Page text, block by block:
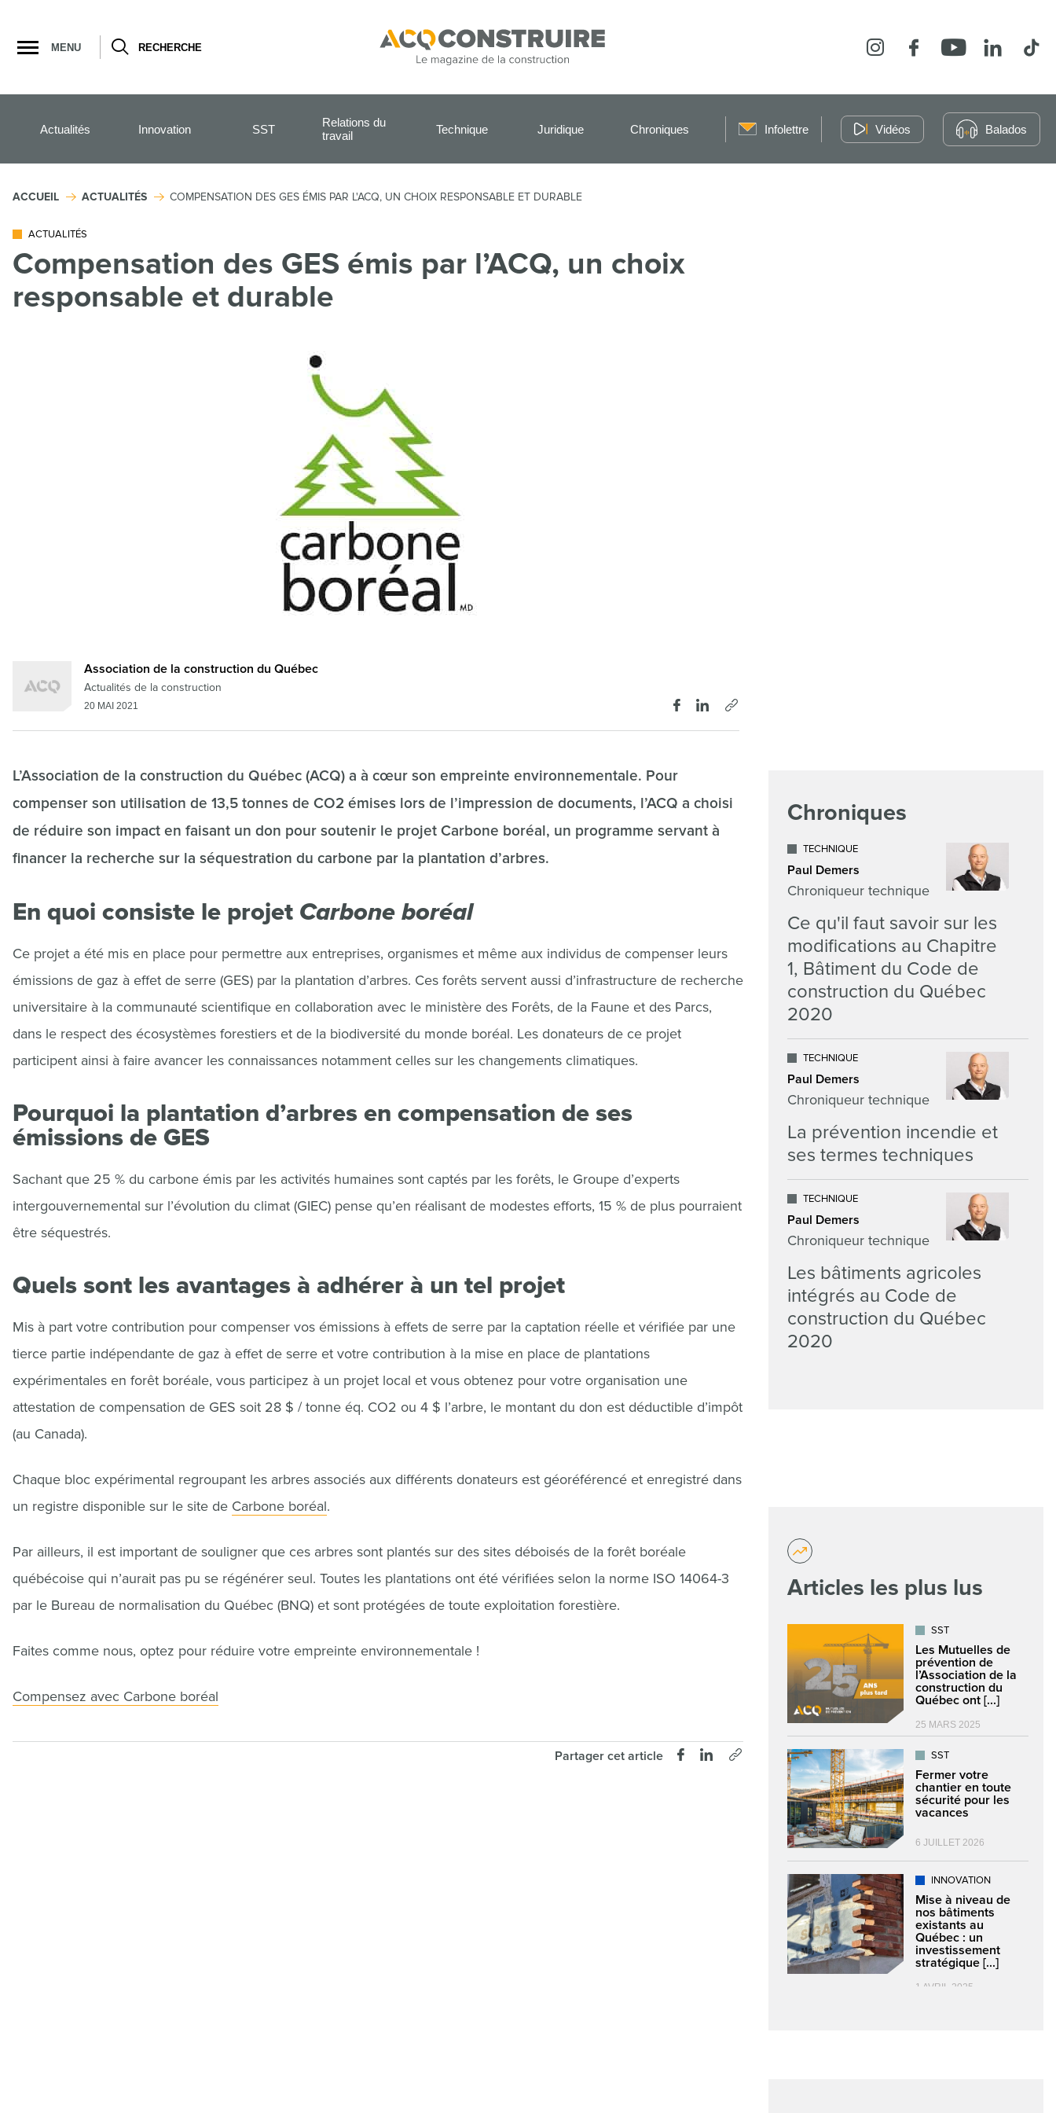
la
navigation
MENU RECHERCHE InstagramFacebookYouTubeLinkedIn
Actualités Innovation SST
Relations du
travail
Technique Juridique Chroniques Infolettre Vidéos Balados
ACCUEIL ACTUALITÉS COMPENSATION DES GES ÉMIS PAR L'ACQ, UN CHOIX RESPONSABLE ET DURABLE
ACTUALITÉS
Compensation des GES émis par l’ACQ, un choix
responsable et durable
Association de la construction du Québec
Actualités de la construction
20 MAI 2021
L’Association de la construction du Québec (ACQ) a à cœur son empreinte environnementale. Pour
compenser son utilisation de 13,5 tonnes de CO2 émises lors de l’impression de documents, l’ACQ a choisi
de réduire son impact en faisant un don pour soutenir le projet Carbone boréal, un programme servant à
financer la recherche sur la séquestration du carbone par la plantation d’arbres.
En quoi consiste le projet Carbone boréal
Ce projet a été mis en place pour permettre aux entreprises, organismes et même aux individus de compenser leurs
émissions de gaz à effet de serre (GES) par la plantation d’arbres. Ces forêts servent aussi d’infrastructure de recherche
universitaire à la communauté scientifique en collaboration avec le ministère des Forêts, de la Faune et des Parcs,
dans le respect des écosystèmes forestiers et de la biodiversité du monde boréal. Les donateurs de ce projet
participent ainsi à faire avancer les connaissances notamment celles sur les changements climatiques.
Pourquoi la plantation d’arbres en compensation de ses
émissions de GES
Sachant que 25 % du carbone émis par les activités humaines sont captés par les forêts, le Groupe d’experts
intergouvernemental sur l’évolution du climat (GIEC) pense qu’en réalisant de modestes efforts, 15 % de plus pourraient
être séquestrés.
Quels sont les avantages à adhérer à un tel projet
Mis à part votre contribution pour compenser vos émissions à effets de serre par la captation réelle et vérifiée par une
tierce partie indépendante de gaz à effet de serre et votre contribution à la mise en place de plantations
expérimentales en forêt boréale, vous participez à un projet local et vous obtenez pour votre organisation une
attestation de compensation de GES soit 28 $ / tonne éq. CO2 ou 4 $ l’arbre, le montant du don est déductible d’impôt
(au Canada).
Chaque bloc expérimental regroupant les arbres associés aux différents donateurs est géoréférencé et enregistré dans
un registre disponible sur le site de Carbone boréal.
Par ailleurs, il est important de souligner que ces arbres sont plantés sur des sites déboisés de la forêt boréale
québécoise qui n’aurait pas pu se régénérer seul. Toutes les plantations ont été vérifiées selon la norme ISO 14064-3
par le Bureau de normalisation du Québec (BNQ) et sont protégées de toute exploitation forestière.
Faites comme nous, optez pour réduire votre empreinte environnementale !
Compensez avec Carbone boréal
Partager cet article
Chroniques
TECHNIQUE
Paul Demers
Chroniqueur technique
Ce qu'il faut savoir sur les
modifications au Chapitre
1, Bâtiment du Code de
construction du Québec
2020
TECHNIQUE
Paul Demers
Chroniqueur technique
La prévention incendie et
ses termes techniques
TECHNIQUE
Paul Demers
Chroniqueur technique
Les bâtiments agricoles
intégrés au Code de
construction du Québec
2020
Articles les plus lus
SST
Les Mutuelles de
prévention de
l’Association de la
construction du
Québec ont [...]
25 MARS 2025
SST
Fermer votre
chantier en toute
sécurité pour les
vacances
6 JUILLET 2026
INNOVATION
Mise à niveau de
nos bâtiments
existants au
Québec : un
investissement
stratégique [...]
1 AVRIL 2025